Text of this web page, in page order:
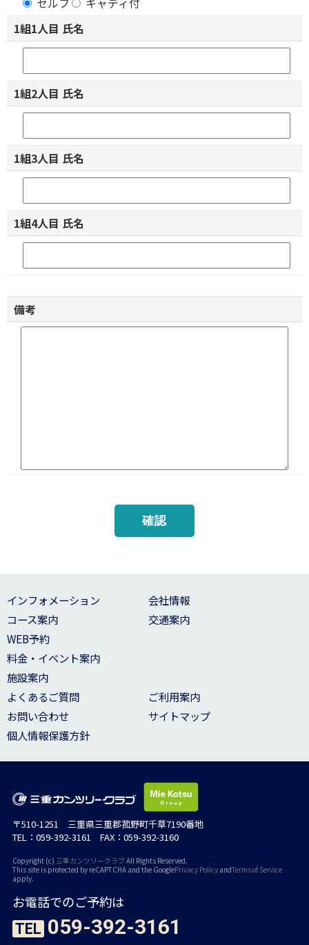
1組1人目 氏名
1組2人目 氏名
1組3人目 氏名
1組4人目 氏名
備考
インフォメーション
コース案内
WEB予約
料金・イベント案内
施設案内
会社情報
交通案内
よくあるご質問
お問い合わせ
個人情報保護方針
ご利用案内
サイトマップ
〒510-1251 三重県三重郡菰野町千草7190番地
TEL：059-392-3161 FAX：059-392-3160
Copyright (c) 三重カンツリークラブAll Rights Reserved.
This site is protected by reCAPTCHA and the GooglePrivacy Policy andTerms of Service
apply.
お電話でのご予約は
TEL 059-392-3161